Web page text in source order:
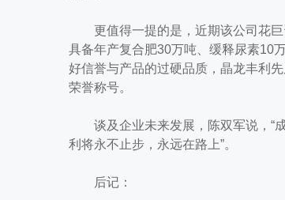
更值得一提的是，近期该公司花巨
具备年产复合肥30万吨、缓释尿素10
好信誉与产品的过硬品质，晶龙丰利
荣誉称号。
谈及企业未来发展，陈双军说，“成
利将永不止步，永远在路上”。
后记：